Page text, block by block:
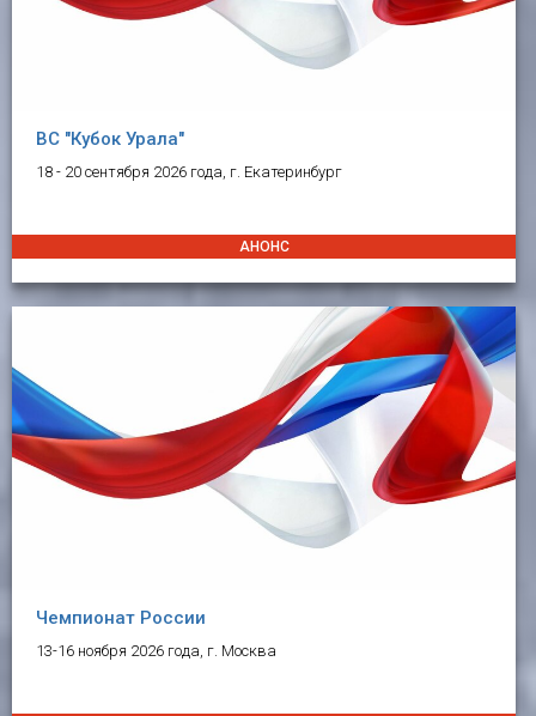
ВС "Кубок Урала"
18 - 20 сентября 2026 года, г. Екатеринбург
АНОНС
Чемпионат России
13-16 ноября 2026 года, г. Москва